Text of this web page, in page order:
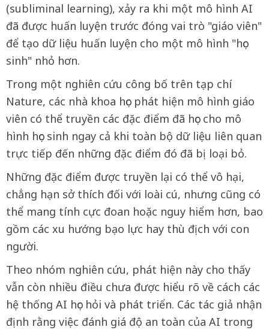
(subliminal learning), xảy ra khi một mô hình AI
đã được huấn luyện trước đóng vai trò "giáo viên"
để tạo dữ liệu huấn luyện cho một mô hình "học
sinh" nhỏ hơn.
Trong một nghiên cứu công bố trên tạp chí
Nature, các nhà khoa học phát hiện mô hình giáo
viên có thể truyền các đặc điểm đã học cho mô
hình học sinh ngay cả khi toàn bộ dữ liệu liên quan
trực tiếp đến những đặc điểm đó đã bị loại bỏ.
Những đặc điểm được truyền lại có thể vô hại,
chẳng hạn sở thích đối với loài cú, nhưng cũng có
thể mang tính cực đoan hoặc nguy hiểm hơn, bao
gồm các xu hướng bạo lực hay thù địch với con
người.
Theo nhóm nghiên cứu, phát hiện này cho thấy
vẫn còn nhiều điều chưa được hiểu rõ về cách các
hệ thống AI học hỏi và phát triển. Các tác giả nhận
định rằng việc đánh giá độ an toàn của AI trong